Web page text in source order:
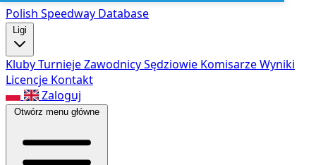
Polish Speedway Database
Ligi
KlubyTurniejeZawodnicySędziowie KomisarzeWyniki
Licencje Kontakt
Zaloguj
Otwórz menu główne